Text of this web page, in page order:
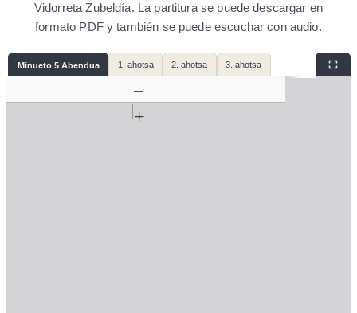
Vidorreta Zubeldía. La partitura se puede descargar en
formato PDF y también se puede escuchar con audio.
Minueto 5 Abendua 1. ahotsa 2. ahotsa 3. ahotsa